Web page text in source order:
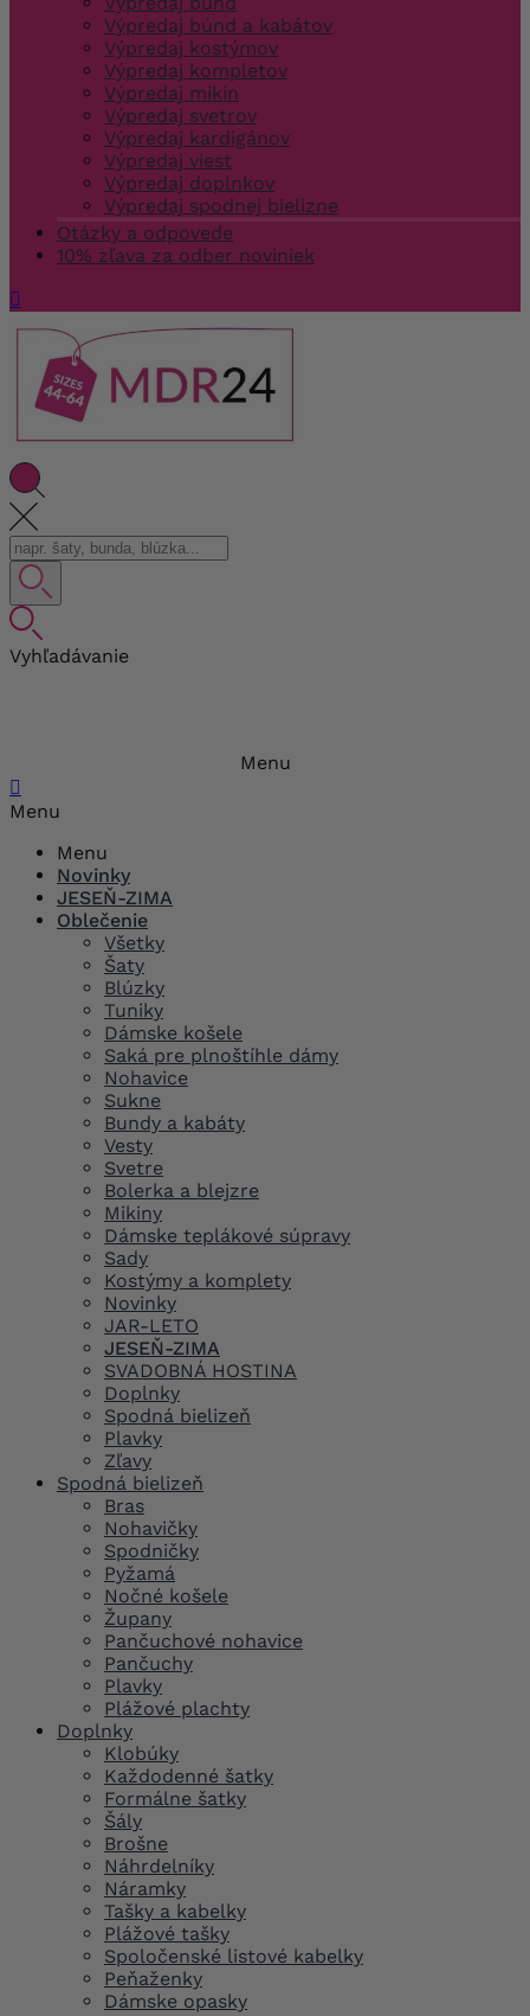
Výpredaj búnd a kabátov
Výpredaj kostýmov
Výpredaj kompletov
Výpredaj mikín
Výpredaj svetrov
Výpredaj kardigánov
Výpredaj viest
Výpredaj doplnkov
Výpredaj spodnej bielizne
Otázky a odpovede
10% zľava za odber noviniek

Vyhľadávanie
Menu

Menu
Menu
Novinky
JESEŇ-ZIMA
Oblečenie
Všetky
Šaty
Blúzky
Tuniky
Dámske košele
Saká pre plnoštíhle dámy
Nohavice
Sukne
Bundy a kabáty
Vesty
Svetre
Bolerka a blejzre
Mikiny
Dámske teplákové súpravy
Sady
Kostýmy a komplety
Novinky
JAR-LETO
JESEŇ-ZIMA
SVADOBNÁ HOSTINA
Doplnky
Spodná bielizeň
Plavky
Zľavy
Spodná bielizeň
Bras
Nohavičky
Spodničky
Pyžamá
Nočné košele
Župany
Pančuchové nohavice
Pančuchy
Plavky
Plážové plachty
Doplnky
Klobúky
Každodenné šatky
Formálne šatky
Šály
Brošne
Náhrdelníky
Náramky
Tašky a kabelky
Plážové tašky
Spoločenské listové kabelky
Peňaženky
Dámske opasky